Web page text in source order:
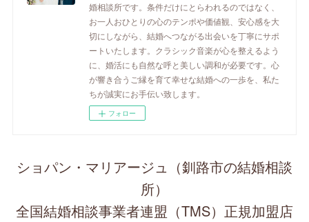
婚相談所です。条件だけにとらわれるのではなく、
お一人おひとりの心のテンポや価値観、安心感を大
切にしながら、結婚へつながる出会いを丁寧にサポ
ートいたします。クラシック音楽が心を整えるよう
に、婚活にも自然な呼と美しい調和が必要です。心
が響き合うご縁を育て幸せな結婚への一歩を、私た
ちが誠実にお手伝い致します。
フォロー
ショパン・マリアージュ（釧路市の結婚相談
所）
全国結婚相談事業者連盟（TMS）正規加盟店